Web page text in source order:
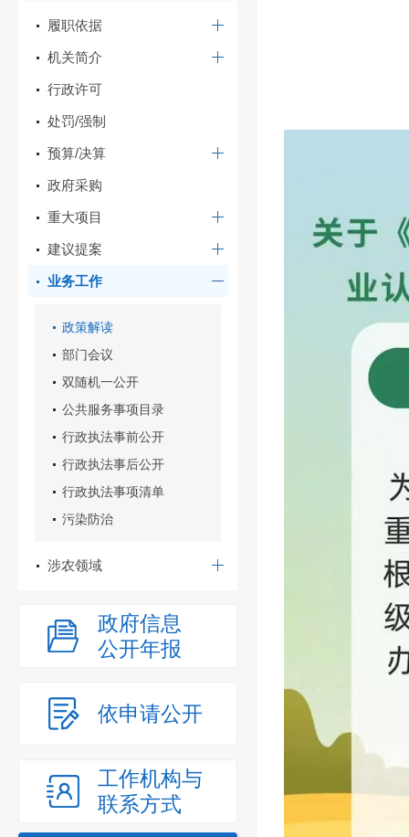
履职依据
机关简介
行政许可
处罚/强制
预算/决算
政府采购
重大项目
建议提案
业务工作
政策解读
部门会议
双随机一公开
公共服务事项目录
行政执法事前公开
行政执法事后公开
行政执法事项清单
污染防治
涉农领域
政府信息
公开年报
依申请公开
工作机构与
联系方式